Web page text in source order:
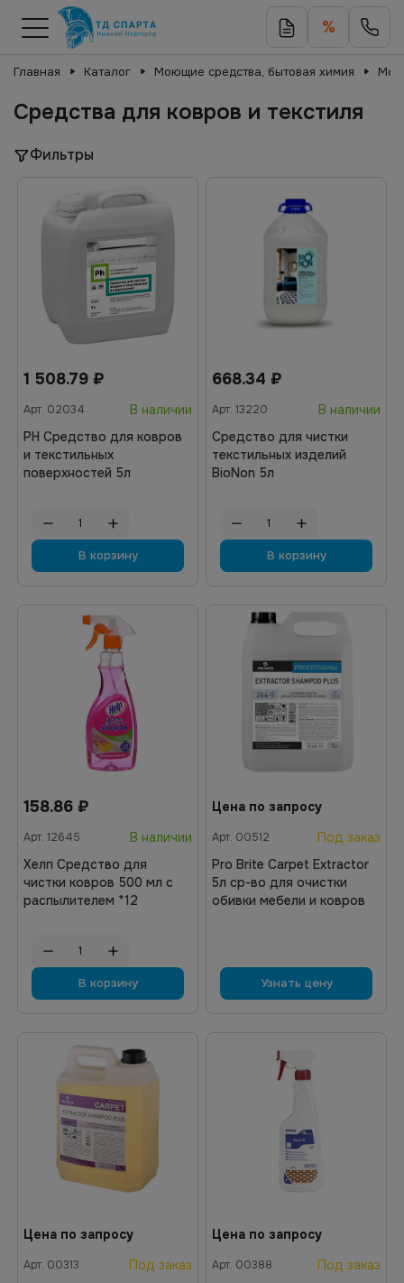
%
Главная Каталог Моющие средства, бытовая химия
Средства для ковров и текстиля
Фильтры
1 508.79 ₽
Арт. 02034
В наличии
PH Средство для ковров
и текстильных
поверхностей 5л
В корзину
668.34 ₽
Арт. 13220
В наличии
Средство для чистки
текстильных изделий
BioNon 5л
В корзину
158.86 ₽
Арт. 12645
В наличии
Хелп Средство для
чистки ковров 500 мл с
распылителем *12
В корзину
Цена по запросу
Арт. 00512
Под заказ
Pro Brite Carpet Extractor
5л ср-во для очистки
обивки мебели и ковров
Узнать цену
Цена по запросу
Арт. 00313
Под заказ
Цена по запросу
Арт. 00388
Под заказ